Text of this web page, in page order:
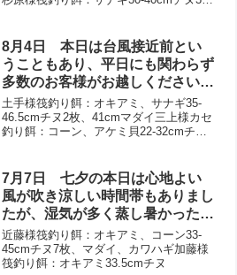
日高そうで、魚種も豊富でした！
今季初のマイワシも‼︎
多数、アジ多数加藤様カセ釣り餌...
8月4日 本日は台風接近前とい
うこともあり、平日にも関わらず
多数のお客様がお越しくださいま
した！午後は強風のお天気でした
が、全体として釣果伸びました‼︎
2日釣りなどでお写真撮れずのお
ット！サビキも大漁で、ヒラメ・
カワハギなどもあがっておりまし
た‼︎
土手様筏釣り餌：オキアミ、サナギ35-
46.5cmチヌ2枚、41cmマダイ三上様カセ
釣り餌：コーン、アケミ貝22-32cmチヌ5
り餌：オキアミ、サナギ、コー...
7月7日 七夕の本日は心地よい
風が吹き涼しい時間帯もありまし
たが、湿気が多く蒸し暑かったで
す。雨後2日目ということもあ
り、水潮の影響大で厳しい状況
に。終盤の上げ潮から入れ食いに
近藤様筏釣り餌：オキアミ、コーン33-
45cmチヌ7枚、マダイ、カワハギ加藤様
筏釣り餌：オキアミ33.5cmチヌ